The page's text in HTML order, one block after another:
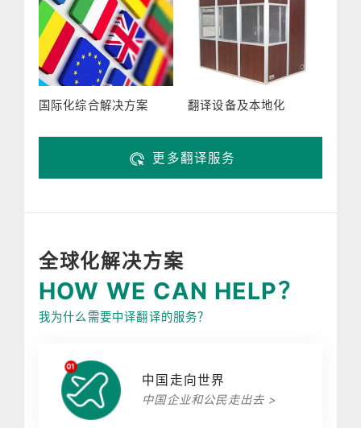
国际化综合解决方案 翻译设备及本地化
更多翻译服务
全球化解决方案
HOW WE CAN HELP？
我为什么需要中译翻译的服务？
中国走向世界
中国企业和公民走出去 >